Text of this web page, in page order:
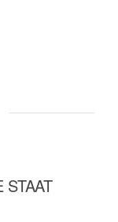
STAAT